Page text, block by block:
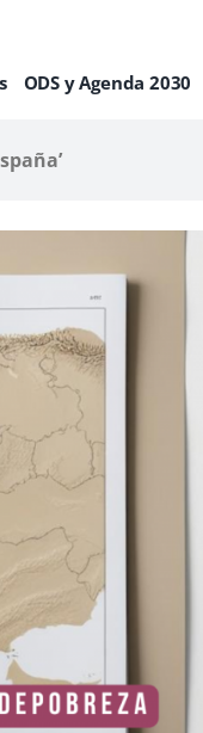
ODS y Agenda 2030